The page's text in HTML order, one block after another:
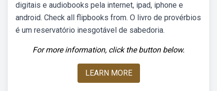
digitais e audiobooks pela internet, ipad, iphone e
android. Check all flipbooks from. O livro de provérbios
é um reservatório inesgotável de sabedoria.
For more information, click the button below.
LEARN MORE